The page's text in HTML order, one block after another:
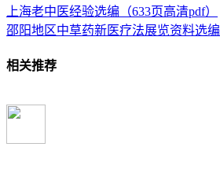
上海老中医经验选编（633页高清pdf）
邵阳地区中草药新医疗法展览资料选编
相关推荐